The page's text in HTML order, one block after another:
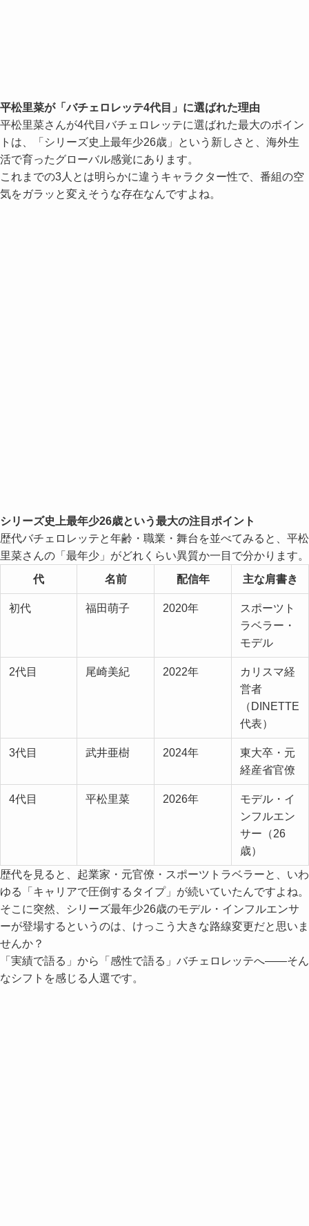
平松里菜が「バチェロレッテ4代目」に選ばれた理由
平松里菜さんが4代目バチェロレッテに選ばれた最大のポイン
トは、「シリーズ史上最年少26歳」という新しさと、海外生
活で育ったグローバル感覚にあります。
これまでの3人とは明らかに違うキャラクター性で、番組の空
気をガラッと変えそうな存在なんですよね。
シリーズ史上最年少26歳という最大の注目ポイント
歴代バチェロレッテと年齢・職業・舞台を並べてみると、平松
里菜さんの「最年少」がどれくらい異質か一目で分かります。
代
名前 配信年 主な肩書き
初代 福田萌子 2020年
スポーツト
ラベラー・
モデル
2代目 尾崎美紀 2022年
カリスマ経
営者
（DINETTE
代表）
3代目 武井亜樹 2024年
東大卒・元
経産省官僚
4代目 平松里菜 2026年
モデル・イ
ンフルエン
サー（26
歳）
歴代を見ると、起業家・元官僚・スポーツトラベラーと、いわ
ゆる「キャリアで圧倒するタイプ」が続いていたんですよね。
そこに突然、シリーズ最年少26歳のモデル・インフルエンサ
ーが登場するというのは、けっこう大きな路線変更だと思いま
せんか？
「実績で語る」から「感性で語る」バチェロレッテへ——そん
なシフトを感じる人選です。